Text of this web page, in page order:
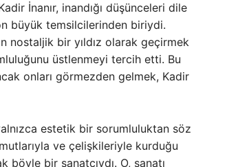
İnanır, inandığı düşünceleri dile
büyük temsilcilerinden biriydi.
nostaljik bir yıldız olarak geçirmek
üstlenmeyi tercih etti. Bu
onları görmezden gelmek, Kadir
estetik bir sorumluluktan söz
ve çelişkileriyle kurduğu
bir sanatçıydı. O, sanatı